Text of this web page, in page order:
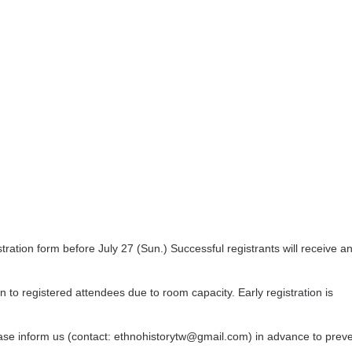
form before July 27 (Sun.) Successful registrants will receive an
to registered attendees due to room capacity. Early registration is
inform us (contact: ethnohistorytw@gmail.com) in advance to